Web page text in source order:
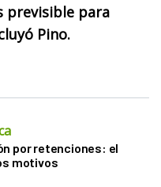
previsible para
Pino.
por retenciones: el
motivos